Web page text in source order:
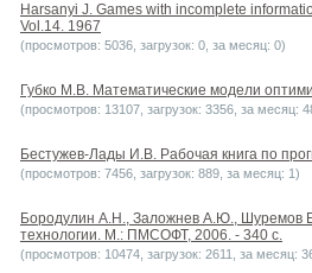
Harsanyi J. Games with incomplete
Vol.14. 1967
(просмотров: 5036, загрузок: 0, за месяц: 0)
Губко М.В. Математические модели
(просмотров: 13107, загрузок: 3356, за месяц:
Бестужев-Лады И.В. Рабочая книга по
(просмотров: 7456, загрузок: 889, за месяц: 1)
Бородулин А.Н., Заложнев А.Ю., Шуремов
технологии. М.: ПМСОФТ, 2006. - 340 с.
(просмотров: 10474, загрузок: 2611, за месяц: